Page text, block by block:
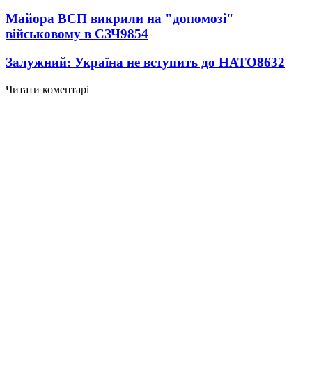
Майора ВСП викрили на "допомозі"
військовому в СЗЧ9854
Залужний: Україна не вступить до НАТО8632
Читати коментарі